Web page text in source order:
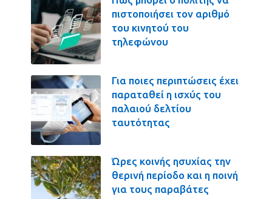
πιστοποιήσει τον αριθμό
του κινητού του
τηλεφώνου
Για ποιες περιπτώσεις έχει
παραταθεί η ισχύς του
παλαιού δελτίου
ταυτότητας
Ώρες κοινής ησυχίας την
θερινή περίοδο και η ποινή
για τους παραβάτες